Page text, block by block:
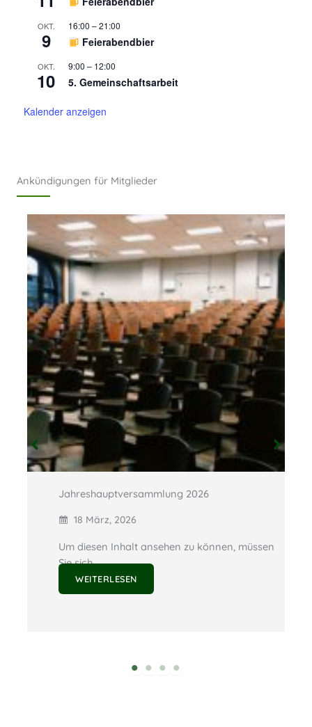
OKT.
9
16:00 –21:00
Feierabendbier
OKT.
10
9:00 – 12:00
5. Gemeinschaftsarbeit
Kalender anzeigen
Ankündigungen für Mitglieder
Jahreshauptversammlung 2026
18 März, 2026
Um diesen Inhalt ansehen zu können, müssen
Sie sich…
WEITERLESEN